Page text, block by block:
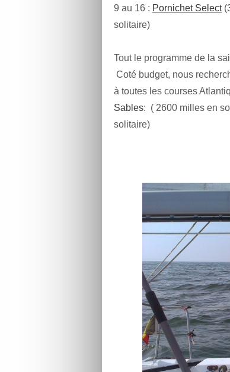
9 au 16 : Pornichet Select
solitaire)
Tout le programme de la
Coté budget, nous
à toutes les courses
Sables: ( 2600 milles en
solitaire)